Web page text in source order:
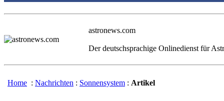
astronews.com
Der deutschsprachige Onlinedienst für
Home : Nachrichten : Sonnensystem : Artikel